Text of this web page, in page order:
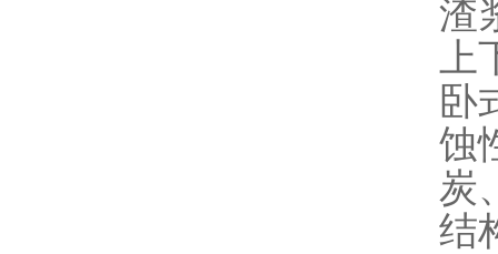
渣
上
卧
蚀
炭
结